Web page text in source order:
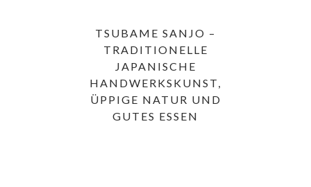
TSUBAME SANJO –
TRADITIONELLE
JAPANISCHE
HANDWERKSKUNST,
ÜPPIGE NATUR UND
GUTES ESSEN